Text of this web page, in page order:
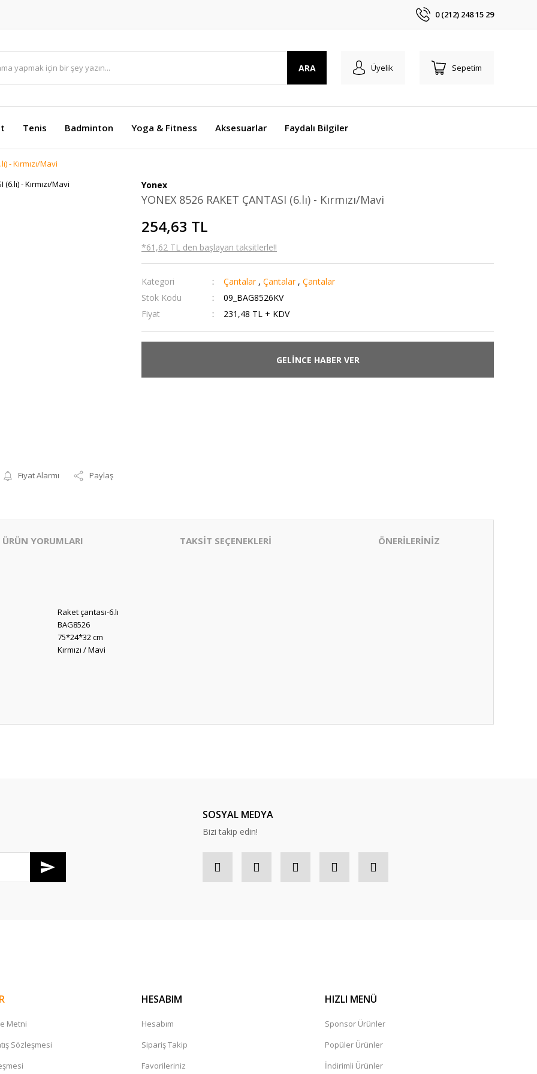
0 (212) 248 15 29
ARA Üyelik Sepetim
Tenis Badminton Yoga & Fitness Aksesuarlar Faydalı Bilgiler
- Kırmızı/Mavi
Fiyat Alarmı Paylaş
Yonex
YONEX 8526 RAKET ÇANTASI (6.lı) - Kırmızı/Mavi
254,63 TL
*61,62 TL den başlayan taksitlerle!!
Kategori Çantalar , Çantalar , Çantalar
Stok Kodu
09_BAG8526KV
Fiyat
231,48 TL + KDV
GELİNCE HABER VER
ÜRÜN YORUMLARI TAKSİT SEÇENEKLERİ ÖNERİLERİNİZ
Raket çantası-6.lı
BAG8526
75*24*32 cm
Kırmızı / Mavi
SOSYAL MEDYA
Bizi takip edin!
Metni
Sözleşmesi
HESABIM
Hesabım
Sipariş Takip
Favorileriniz
HIZLI MENÜ
Sponsor Ürünler
Popüler Ürünler
İndirimli Ürünler